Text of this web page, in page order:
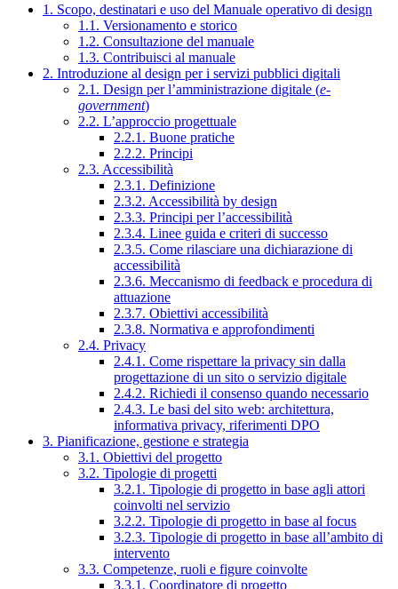
1. Scopo, destinatari e uso del Manuale operativo di design
1.1. Versionamento e storico
1.2. Consultazione del manuale
1.3. Contribuisci al manuale
2. Introduzione al design per i servizi pubblici digitali
2.1. Design per l’amministrazione digitale (e-
government)
2.2. L’approccio progettuale
2.2.1. Buone pratiche
2.2.2. Principi
2.3. Accessibilità
2.3.1. Definizione
2.3.2. Accessibilità by design
2.3.3. Principi per l’accessibilità
2.3.4. Linee guida e criteri di successo
2.3.5. Come rilasciare una dichiarazione di
accessibilità
2.3.6. Meccanismo di feedback e procedura di
attuazione
2.3.7. Obiettivi accessibilità
2.3.8. Normativa e approfondimenti
2.4. Privacy
2.4.1. Come rispettare la privacy sin dalla
progettazione di un sito o servizio digitale
2.4.2. Richiedi il consenso quando necessario
2.4.3. Le basi del sito web: architettura,
informativa privacy, riferimenti DPO
3. Pianificazione, gestione e strategia
3.1. Obiettivi del progetto
3.2. Tipologie di progetti
3.2.1. Tipologie di progetto in base agli attori
coinvolti nel servizio
3.2.2. Tipologie di progetto in base al focus
3.2.3. Tipologie di progetto in base all’ambito di
intervento
3.3. Competenze, ruoli e figure coinvolte
3.3.1. Coordinatore di progetto